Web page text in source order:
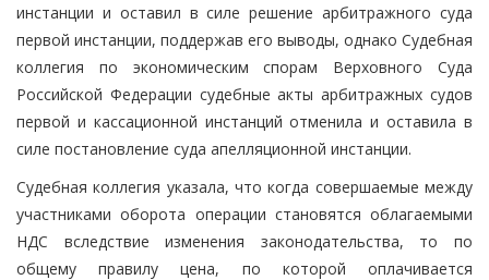
инстанции и оставил в силе решение арбитражного суда
первой инстанции, поддержав его выводы, однако Судебная
коллегия по экономическим спорам Верховного Суда
Российской Федерации судебные акты арбитражных судов
первой и кассационной инстанций отменила и оставила в
силе постановление суда апелляционной инстанции.
Судебная коллегия указала, что когда совершаемые между
участниками оборота операции становятся облагаемыми
НДС вследствие изменения законодательства, то по
общему правилу цена, по которой оплачивается